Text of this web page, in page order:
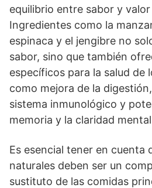
equilibrio entre sabor y
Ingredientes como la
espinaca y el jengibre no
sabor, sino que también
específicos para la salud de
como mejora de la
sistema inmunológico y
memoria y la claridad
Es esencial tener en cuenta
naturales deben ser un
sustituto de las comidas